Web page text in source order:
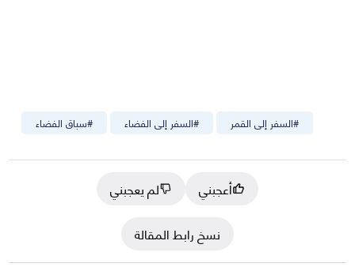
#سباق الفضاء #السفر إلى الفضاء #السفر إلى القمر
أعجبني
لم يعجبني
نسخ رابط المقالة